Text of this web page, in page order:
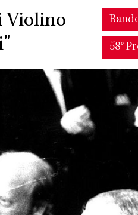
Violino
58°